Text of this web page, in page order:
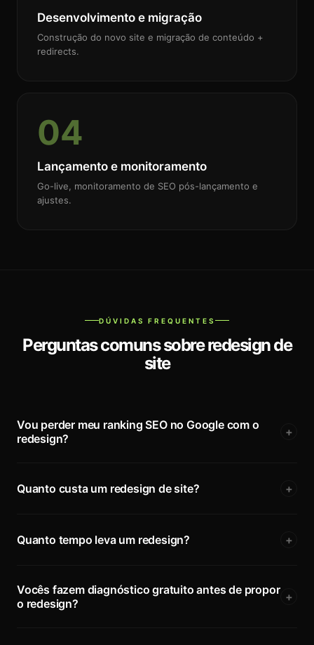
Desenvolvimento e migração
Construção do novo site e migração de conteúdo +
redirects.
04
Lançamento e monitoramento
Go-live, monitoramento de SEO pós-lançamento e
ajustes.
DÚVIDAS FREQUENTES
Perguntas comuns sobre redesign de
site
Vou perder meu ranking SEO no Google com o
redesign?
+
Quanto custa um redesign de site? +
Quanto tempo leva um redesign? +
Vocês fazem diagnóstico gratuito antes de propor
o redesign?
+